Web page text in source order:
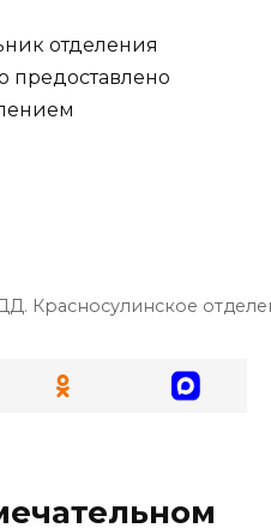
отделения
предоставлено
Красносулинское